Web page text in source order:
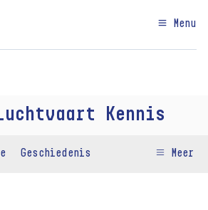
Menu
Kennis
Geschiedenis Meer